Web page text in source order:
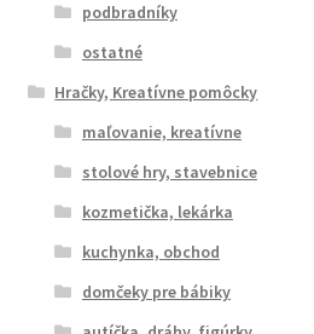
podbradníky
ostatné
Hračky, Kreatívne pomôcky
maľovanie, kreatívne
stolové hry, stavebnice
kozmetička, lekárka
kuchynka, obchod
domčeky pre bábiky